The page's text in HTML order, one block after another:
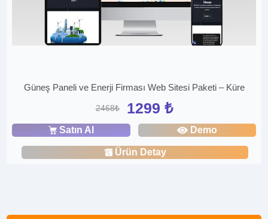
Güneş Paneli ve Enerji Firması Web Sitesi Paketi – Küre
2468₺ 1299 ₺
Satın Al Demo
Ürün Detay